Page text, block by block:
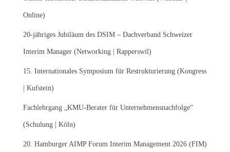
c
:
Online)
20-jähriges Jubiläum des DSIM – Dachverband Schweizer
Interim Manager (Networking | Rapperswil)
15. Internationales Symposium für Restrukturierung (Kongress
| Kufstein)
Fachlehrgang „KMU-Berater für Unternehmensnachfolge“
(Schulung | Köln)
20. Hamburger AIMP Forum Interim Management 2026 (FIM)